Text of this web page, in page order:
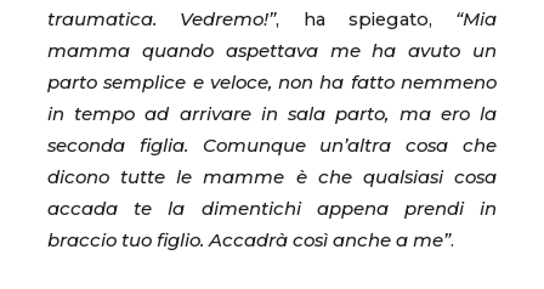
traumatica. Vedremo!”, ha spiegato, “Mia
mamma quando aspettava me ha avuto un
parto semplice e veloce, non ha fatto nemmeno
in tempo ad arrivare in sala parto, ma ero la
seconda figlia. Comunque un’altra cosa che
dicono tutte le mamme è che qualsiasi cosa
accada te la dimentichi appena prendi in
braccio tuo figlio. Accadrà così anche a me”.